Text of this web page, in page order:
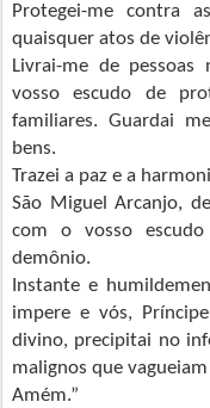
Protegei-me contra
quaisquer atos de
Livrai-me de pessoas
vosso escudo de
familiares. Guardai
bens.
Trazei a paz e a
São Miguel Arcanjo,
com o vosso
demônio.
Instante e
impere e vós,
divino, precipitai no
malignos que
Amém.”